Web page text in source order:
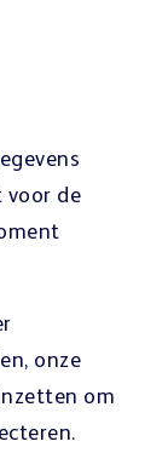
voor de
onze
om